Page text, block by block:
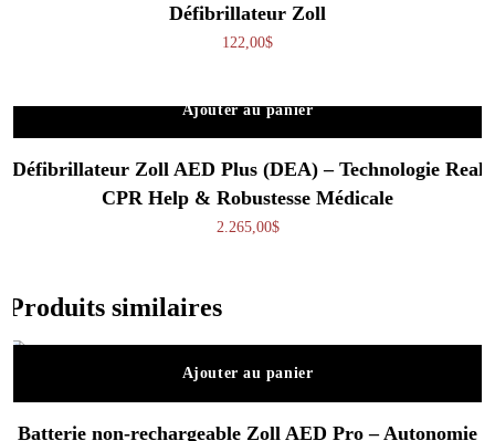
Défibrillateur Zoll
122,00$
Ajouter au panier
Défibrillateur Zoll AED Plus (DEA) – Technologie Real
CPR Help & Robustesse Médicale
2.265,00$
Produits similaires
Ajouter au panier
Batterie non-rechargeable Zoll AED Pro – Autonomie